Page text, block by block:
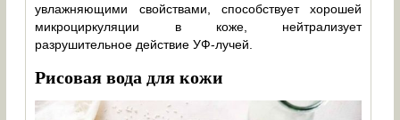
увлажняющими свойствами, способствует хорошей
микроциркуляции в коже, нейтрализует
разрушительное действие УФ-лучей.
Рисовая вода для кожи